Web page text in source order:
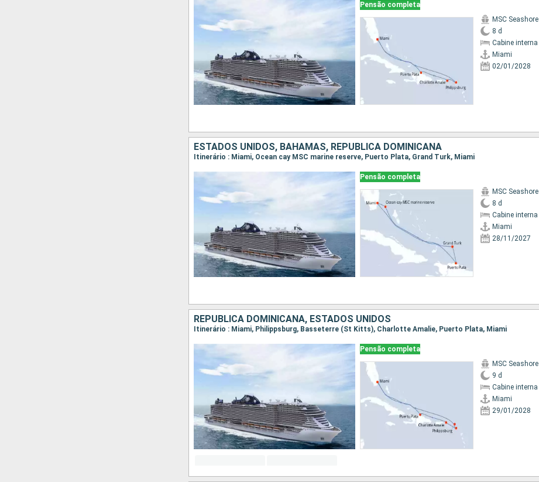
Pensão completa
MSC Seashore
8 d
Cabine interna
Miami
02/01/2028
ESTADOS UNIDOS, BAHAMAS, REPUBLICA DOMINICANA
Itinerário : Miami, Ocean cay MSC marine reserve, Puerto Plata, Grand Turk, Miami
Pensão completa
MSC Seashore
8 d
Cabine interna
Miami
28/11/2027
REPUBLICA DOMINICANA, ESTADOS UNIDOS
Itinerário : Miami, Philippsburg, Basseterre (St Kitts), Charlotte Amalie, Puerto Plata, Miami
Pensão completa
MSC Seashore
9 d
Cabine interna
Miami
29/01/2028